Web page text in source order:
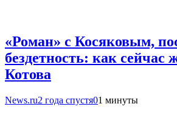
«Роман» с Косяковым,
бездетность: как сейчас
Котова
News.ru2 года спустя01 минуты